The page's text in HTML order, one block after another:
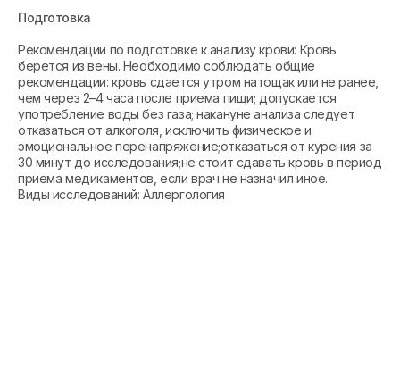
Подготовка
Рекомендации по подготовке к анализу крови: Кровь
берется из вены. Необходимо соблюдать общие
рекомендации: кровь сдается утром натощак или не ранее,
чем через 2–4 часа после приема пищи; допускается
употребление воды без газа; накануне анализа следует
отказаться от алкоголя, исключить физическое и
эмоциональное перенапряжение;отказаться от курения за
30 минут до исследования;не стоит сдавать кровь в период
приема медикаментов, если врач не назначил иное.
Виды исследований: Аллергология